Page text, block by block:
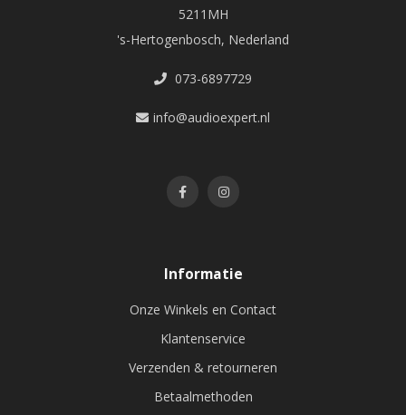
5211MH
's-Hertogenbosch, Nederland
073-6897729
info@audioexpert.nl
Informatie
Onze Winkels en Contact
Klantenservice
Verzenden & retourneren
Betaalmethoden